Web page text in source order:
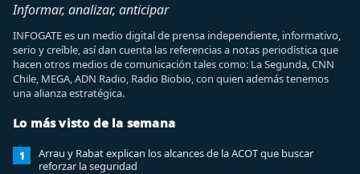
Informar, analizar, anticipar
INFOGATE es un medio digital de prensa independiente, informativo,
serio y creíble, así dan cuenta las referencias a notas periodística que
hacen otros medios de comunicación tales como: La Segunda, CNN
Chile, MEGA, ADN Radio, Radio Biobio, con quien además tenemos
una alianza estratégica.
Lo más visto de la semana
1
Arrau y Rabat explican los alcances de la ACOT que buscar
reforzar la seguridad